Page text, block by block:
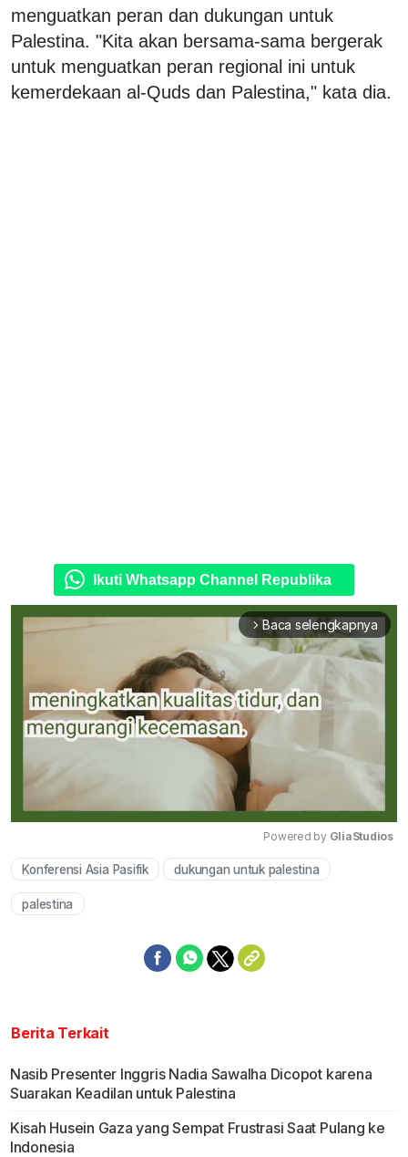
menguatkan peran dan dukungan untuk
Palestina. "Kita akan bersama-sama bergerak
untuk menguatkan peran regional ini untuk
kemerdekaan al-Quds dan Palestina," kata dia.
Ikuti Whatsapp Channel Republika
arrow_forward_ios Baca selengkapnya
Powered by GliaStudios
Konferensi Asia Pasifik dukungan untuk palestina
palestina
Berita Terkait
Nasib Presenter Inggris Nadia Sawalha Dicopot karena
Suarakan Keadilan untuk Palestina
Kisah Husein Gaza yang Sempat Frustrasi Saat Pulang ke
Indonesia